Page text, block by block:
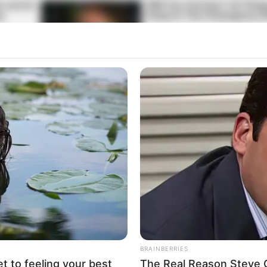
митницізадекларував
нову рушницю, дачу під Києвом,
окружного адміністративного суду Мариною
та Марк. Марина Білоноженко має посвідку на тимчасове
1,26 млн гривень.
соток в елітному селі Шпитьки під Києвом (Дмитрівська
ТГ).
с. Слов’янське (Крим) та 10 % ділянки в Лівадії
to feeling your best
BRAINBERRIES
The Real Reason